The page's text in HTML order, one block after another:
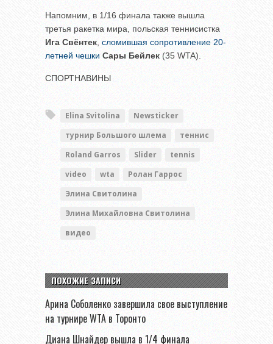
Напомним, в 1/16 финала также вышла
третья ракетка мира, польская теннисистка
Ига Свёнтек сломившая сопротивление 20-
летней чешки Сары Бейлек (35 WTA).
СПОРТНАВИНЫ
Elina Svitolina
Newsticker
турнир Большого шлема
теннис
Roland Garros
Slider
tennis
video
wta
Ролан Гаррос
Элина Свитолина
Элина Михайловна Свитолина
видео
ПОХОЖИЕ ЗАПИСИ
Арина Соболенко завершила свое выступление
на турнире WTA в Торонто
Диана Шнайдер вышла в 1/4 финала